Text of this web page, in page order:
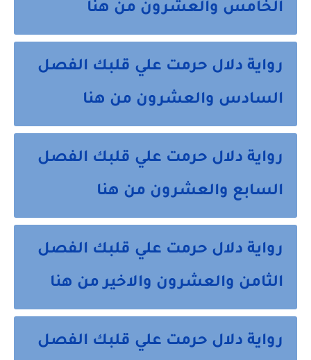
الخامس والعشرون من هنا
رواية دلال حرمت علي قلبك الفصل
السادس والعشرون من هنا
رواية دلال حرمت علي قلبك الفصل
السابع والعشرون من هنا
رواية دلال حرمت علي قلبك الفصل
الثامن والعشرون والاخير من هنا
رواية دلال حرمت علي قلبك الفصل